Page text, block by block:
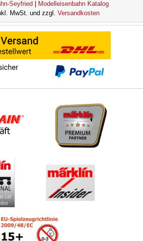
Seyfried
Modelleisenbahn Katalog
MwSt. und zzgl. Versandkosten